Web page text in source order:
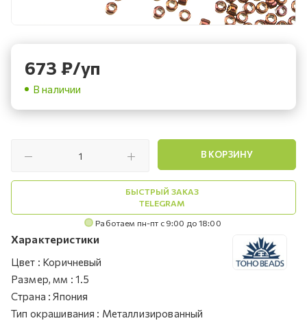
673 ₽/уп
В наличии
В КОРЗИНУ
БЫСТРЫЙ ЗАКАЗ
TELEGRAM
Работаем пн-пт с 9:00 до 18:00
Характеристики
Цвет : Коричневый
Размер, мм : 1.5
Страна : Япония
Тип окрашивания : Металлизированный